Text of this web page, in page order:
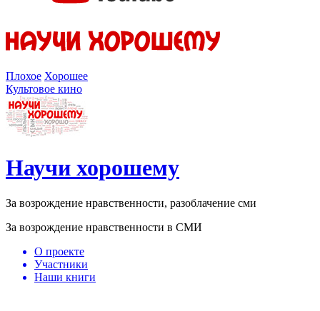
Плохое Хорошее
Культовое кино
Научи хорошему
За возрождение нравственности, разоблачение сми
За возрождение нравственности в СМИ
О проекте
Участники
Наши книги